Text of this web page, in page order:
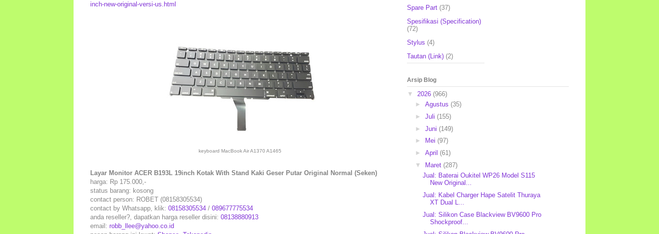
inch-new-original-versi-us.html
keyboard MacBook Air A1370 A1465
Layar Monitor ACER B193L 19inch Kotak With Stand Kaki Geser Putar Original Normal (Seken)
harga: Rp 175.000,-
status barang: kosong
contact person: ROBET (08158305534)
contact by Whatsapp, klik: 08158305534 / 089677775534
anda reseller?, dapatkan harga reseller disini: 08138880913
email: robb_llee@yahoo.co.id
Spare Part (37)
Spesifikasi (Specification)
(72)
Stylus (4)
Tautan (Link) (2)
Arsip Blog
▼ 2026 (966)
► Agustus (35)
► Juli (155)
► Juni (149)
►
Mei (97)
► April (61)
▼
Maret (287)
Jual: Baterai Oukitel WP26 Model S115
New Original...
Jual: Kabel Charger Hape Satelit Thuraya
XT Dual L...
Jual: Silikon Case Blackview BV9600 Pro
Shockproof...